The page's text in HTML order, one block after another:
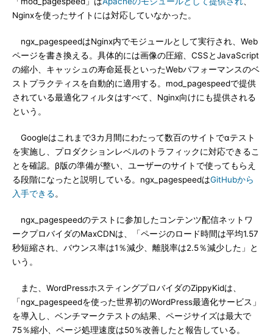
Nginxを使ったサイトには対応していなかった。
ngx_pagespeedはNginx内でモジュールとして実行され、Web
ページを書き換える。具体的には画像の圧縮、CSSとJavaScript
の縮小、キャッシュの寿命延長といったWebパフォーマンスのベ
ストプラクティスを自動的に適用する。mod_pagespeedで提供
されている最適化フィルタはすべて、Nginx向けにも提供される
という。
Googleはこれまで3カ月間にわたって数百のサイトでαテスト
を実施し、プロダクションレベルのトラフィックに対応できるこ
とを確認。β版の準備が整い、ユーザーのサイトで使ってもらえ
る段階になったと説明している。ngx_pagespeedはGitHubから
入手できる。
ngx_pagespeedのテストに参加したコンテンツ配信ネットワ
ークプロバイダのMaxCDNは、「ページのロード時間は平均1.57
秒短縮され、バウンス率は1％減少、離脱率は2.5％減少した」と
いう。
また、WordPressホスティングプロバイダのZippyKidは、
「ngx_pagespeedを使った世界初のWordPress最適化サービス」
を導入し、ベンチマークテストの結果、ページサイズは最大で
75％縮小、ページ処理速度は50％改善したと報告している。